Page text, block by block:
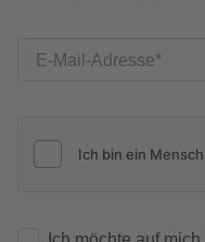
E-Mail-Adresse